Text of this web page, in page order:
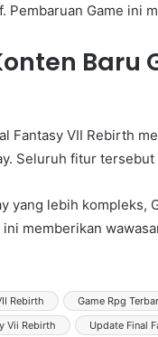
Pembaruan Game ini
Baru
Fantasy VII Rebirth
Seluruh fitur
yang lebih kompleks,
ini memberikan
Rebirth Game Rpg
Vii Rebirth
Update Final